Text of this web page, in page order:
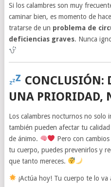
Si los calambres son muy
caminar bien, es momento de
tratarse de un problema de
deficiencias graves. Nunca
CONCLUSIÓN:
UNA PRIORIDAD,
Los calambres nocturnos no solo
también pueden afectar tu
de ánimo.
Pero con
tu cuerpo, puedes prevenirlos y
que tanto mereces.
¡Actúa hoy! Tu cuerpo te lo va